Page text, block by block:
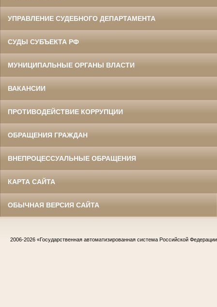
УПРАВЛЕНИЕ СУДЕБНОГО ДЕПАРТАМЕНТА
СУДЫ СУБЪЕКТА РФ
МУНИЦИПАЛЬНЫЕ ОРГАНЫ ВЛАСТИ
ВАКАНСИИ
ПРОТИВОДЕЙСТВИЕ КОРРУПЦИИ
ОБРАЩЕНИЯ ГРАЖДАН
ВНЕПРОЦЕССУАЛЬНЫЕ ОБРАЩЕНИЯ
КАРТА САЙТА
ОБЫЧНАЯ ВЕРСИЯ САЙТА
2006-2026 «Государственная автоматизированная система Российской